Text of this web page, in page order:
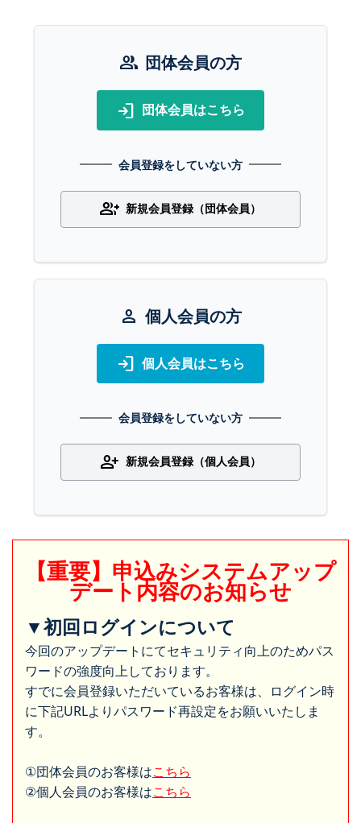
group 団体会員の方
login 団体会員はこちら
会員登録をしていない方
group_add 新規会員登録（団体会員）
person 個人会員の方
login 個人会員はこちら
会員登録をしていない方
person_add 新規会員登録（個人会員）
【重要】申込みシステムアップ
デート内容のお知らせ
▼初回ログインについて
今回のアップデートにてセキュリティ向上のためパス
ワードの強度向上しております。
すでに会員登録いただいているお客様は、ログイン時
に下記URLよりパスワード再設定をお願いいたしま
す。
①団体会員のお客様はこちら
②個人会員のお客様はこちら